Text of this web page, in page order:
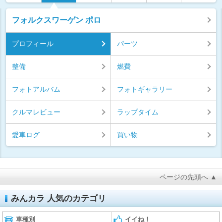
フォルクスワーゲン ポロ
プロフィール パーツ
整備 燃費
フォトアルバム フォトギャラリー
クルマレビュー ラップタイム
愛車ログ 買い物
ページの先頭へ ▲
みんカラ 人気のカテゴリ
車種別 イイね！